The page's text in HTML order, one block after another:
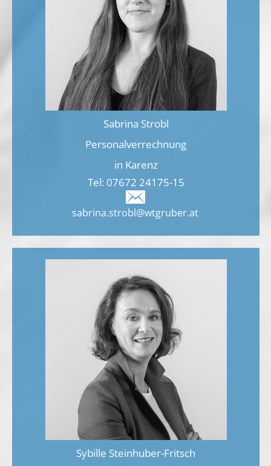
Sabrina Strobl
Personalverrechnung
in Karenz
Tel: 07672 24175-15
sabrina.strobl@wtgruber.at
Sybille Steinhuber-Fritsch